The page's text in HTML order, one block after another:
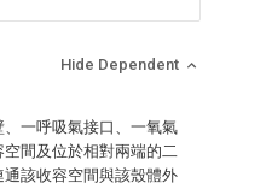
Hide Dependent
一呼吸氣接口、一氧氣
間及位於相對兩端的二
該收容空間與該殼體外